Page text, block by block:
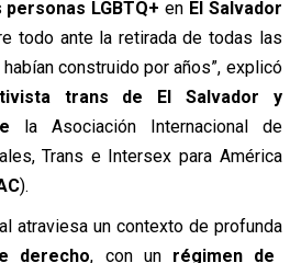
personas LGBTQ+ enEl Salvador
todo ante la retirada de todas las
construido por años”, explicó
trans de El Salvador y
la Asociación Internacional de
Trans e Intersex para América
).
atraviesa un contexto de profunda
derecho, con un régimen de